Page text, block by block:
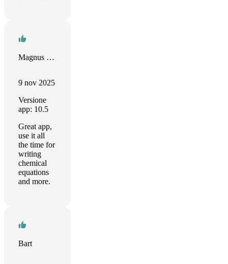
Magnus Ehinger
9 nov 2025
Versione
app: 10.5
Great app,
use it all
the time for
writing
chemical
equations
and more.
Bart